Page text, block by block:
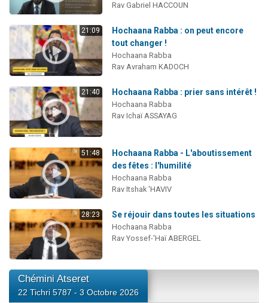
Rav Gabriel HACCOUN
21:09
Hochaana Rabba : on peut encore
tout changer !
Hochaana Rabba
Rav Avraham KADOCH
21:40 Hochaana Rabba : prier sans intérêt !
Hochaana Rabba
Rav Ichaï ASSAYAG
51:48
Hochaana Rabba - L'aboutissement
des fêtes : l'humilité
Hochaana Rabba
Rav Itshak 'HAVIV
28:23 Se réjouir dans toutes les situations
Hochaana Rabba
Rav Yossef-'Haï ABERGEL
Chémini Atseret
22 Tichri 5787 - 3 Octobre 2026